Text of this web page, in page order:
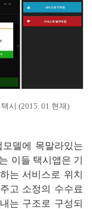
시 (2015. 01 현재)
델에 목말라있는
이들 택시앱은 기
는 서비스로 위치
고 소정의 수수료
는 구조로 구성되